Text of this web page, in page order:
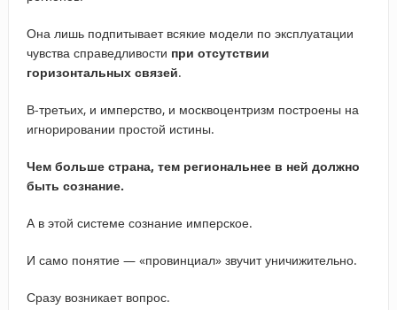
Она лишь подпитывает всякие модели по эксплуатации
чувства справедливости при отсутствии
горизонтальных связей.
В-третьих, и имперство, и москвоцентризм построены на
игнорировании простой истины.
Чем больше страна, тем региональнее в ней должно
быть сознание.
А в этой системе сознание имперское.
И само понятие — «провинциал» звучит уничижительно.
Сразу возникает вопрос.